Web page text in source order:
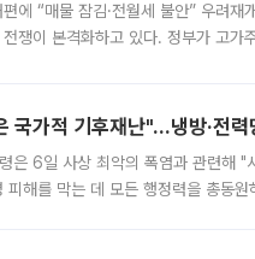
에 “매물 잠김·전월세 불안” 우려재
쟁이 본격화하고 있다. 정부가 고가
국가적 기후재난"…냉방·전
은 6일 사상 최악의 폭염과 관련해
피해를 막는 데 모든 행정력을 총동